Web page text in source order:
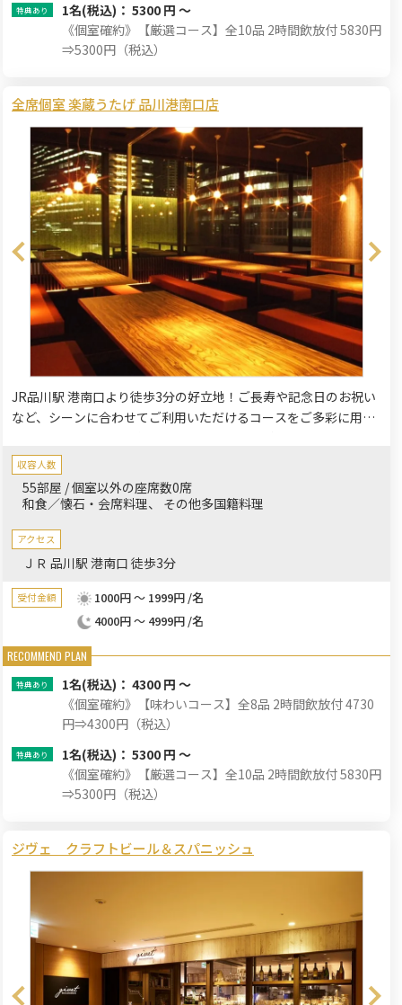
1名(税込)： 5300 円 ～
《個室確約》【厳選コース】全10品 2時間飲放付 5830円
⇒5300円（税込）
全席個室 楽蔵うたげ 品川港南口店
JR品川駅 港南口より徒歩3分の好立地！ご長寿や記念日のお祝い
など、シーンに合わせてご利用いただけるコースをご多彩に用意
りと。落ち着いたプライベートな個室空間で周りを気にすること
なくごゆるりとお過ごしください。
収容人数
55部屋 / 個室以外の座席数0席
和食／懐石・会席料理
その他多国籍料理
アクセス
ＪＲ 品川駅 港南口 徒歩3分
受付金額
1000円 ～ 1999円 /名
4000円 ～ 4999円 /名
1名(税込)： 4300 円 ～
《個室確約》【味わいコース】全8品 2時間飲放付 4730
円⇒4300円（税込）
1名(税込)： 5300 円 ～
《個室確約》【厳選コース】全10品 2時間飲放付 5830円
⇒5300円（税込）
ジヴェ クラフトビール＆スパニッシュ